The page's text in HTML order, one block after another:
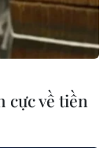
cực về tiền